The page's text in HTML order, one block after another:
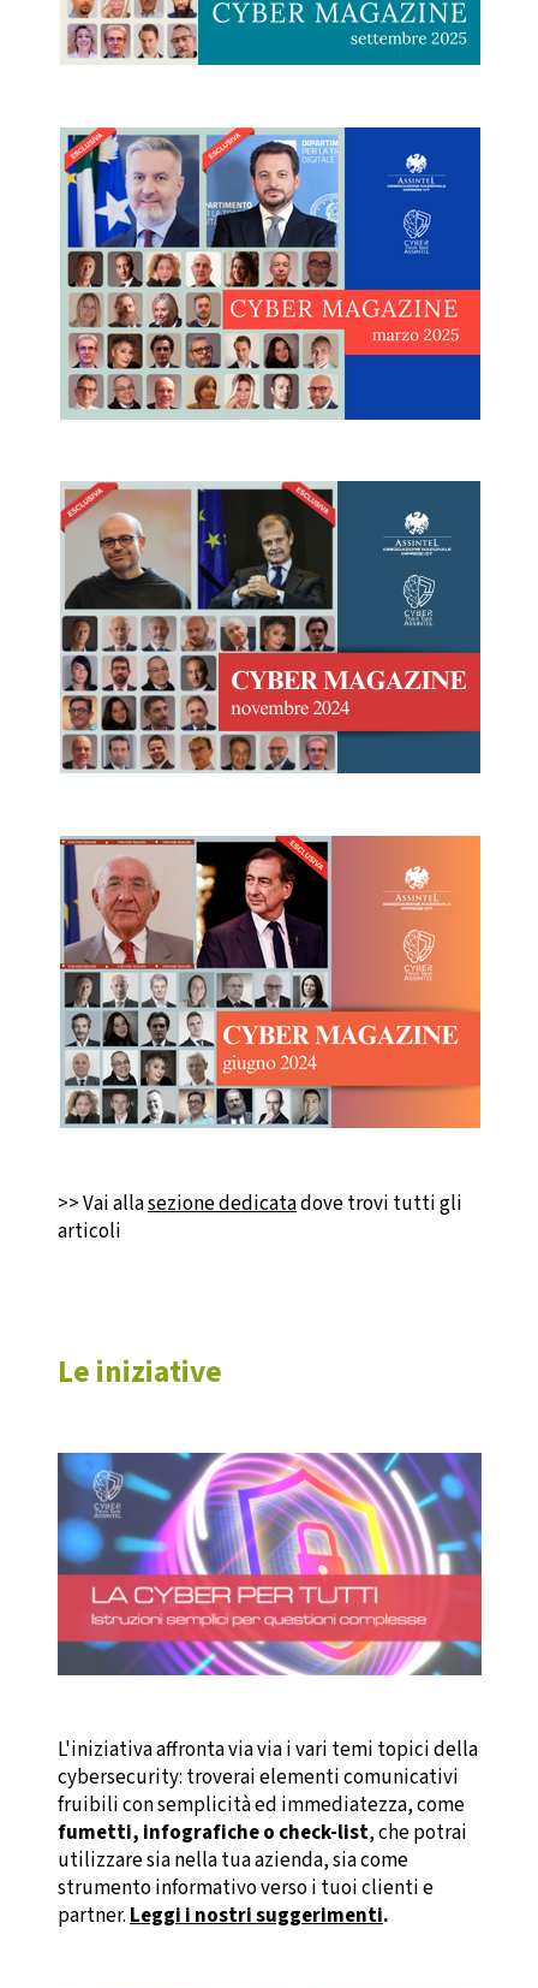
>> Vai allasezione dedicatadove trovi tutti gli
articoli
Le iniziative
L'iniziativa affronta via via i vari temi topici della
cybersecurity: troverai elementi comunicativi
fruibili con semplicità ed immediatezza, come
fumetti, infografiche o check-list, che potrai
utilizzare sia nella tua azienda, sia come
strumento informativo verso i tuoi clienti e
partner.Leggi i nostri suggerimenti.